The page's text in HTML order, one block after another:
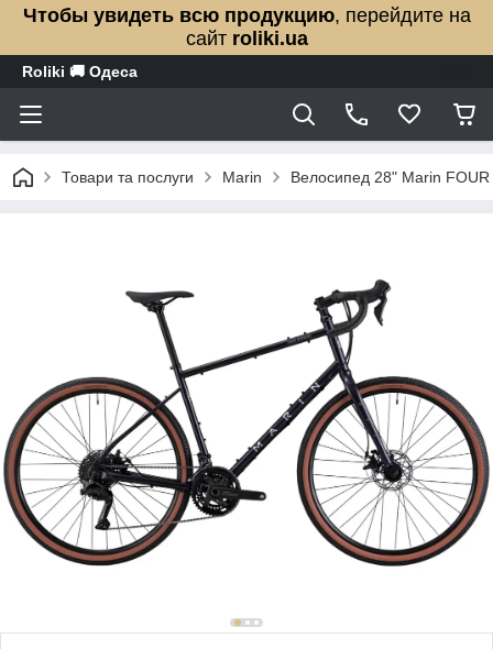
Чтобы увидеть всю продукцию, перейдите на
сайт roliki.ua
Roliki 🚚 Одеса
Товари та послуги Marin Велосипед 28" Marin